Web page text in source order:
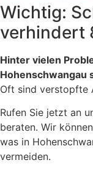
Wichtig:
verhindert
Hinter vielen
Hohenschwangau
Oft sind verstopfte
Rufen Sie jetzt an
beraten. Wir
was in
vermeiden.